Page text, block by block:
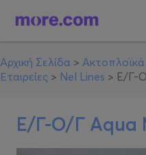
Αρχική Σελίδα > Ακτοπλοϊκά
Εταιρείες > Nel Lines > E/Γ-
E/Γ-Ο/Γ Aqua